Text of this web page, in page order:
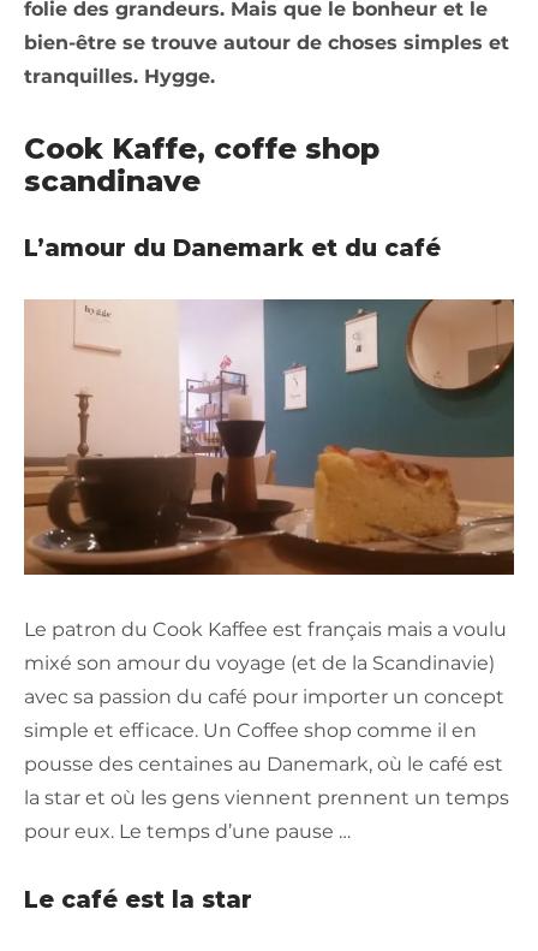
folie des grandeurs. Mais que le bonheur et le
bien-être se trouve autour de choses simples et
tranquilles. Hygge.
Cook Kaffe, coffe shop
scandinave
L’amour du Danemark et du café
Le patron du Cook Kaffee est français mais a voulu
mixé son amour du voyage (et de la Scandinavie)
avec sa passion du café pour importer un concept
simple et efficace. Un Coffee shop comme il en
pousse des centaines au Danemark, où le café est
la star et où les gens viennent prennent un temps
pour eux. Le temps d’une pause …
Le café est la star